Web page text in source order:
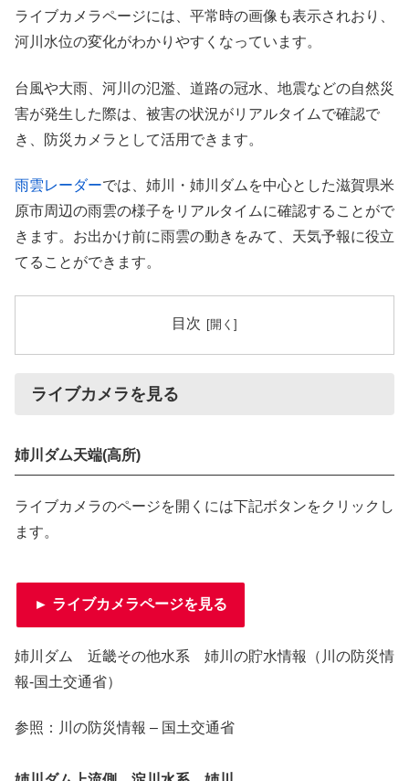
ライブカメラページには、平常時の画像も表示されおり、
河川水位の変化がわかりやすくなっています。
台風や大雨、河川の氾濫、道路の冠水、地震などの自然災
害が発生した際は、被害の状況がリアルタイムで確認で
き、防災カメラとして活用できます。
雨雲レーダーでは、姉川・姉川ダムを中心とした滋賀県米
原市周辺の雨雲の様子をリアルタイムに確認することがで
きます。お出かけ前に雨雲の動きをみて、天気予報に役立
てることができます。
目次
ライブカメラを見る
姉川ダム天端(高所)
ライブカメラのページを開くには下記ボタンをクリックし
ます。
► ライブカメラページを見る
姉川ダム 近畿その他水系 姉川の貯水情報（川の防災情
報-国土交通省）
参照：川の防災情報 – 国土交通省